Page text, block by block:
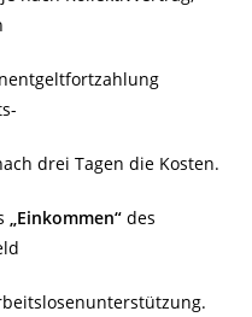
drei Tagen die Kosten.
„Einkommen“ des